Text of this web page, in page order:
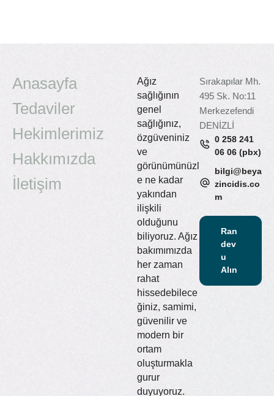
Anasayfa
Tedaviler
Hekimlerimiz
Hakkımızda
İletişim
Ağız
sağlığının
genel
sağlığınız,
özgüveniniz
ve
görünümünüzl
e ne kadar
yakından
ilişkili
olduğunu
biliyoruz. Ağız
bakımımızda
her zaman
rahat
hissedebilece
ğiniz, samimi,
güvenilir ve
modern bir
ortam
oluşturmakla
gurur
duyuyoruz.
Sırakapılar Mh.
495 Sk. No:11
Merkezefendi
DENİZLİ
0 258 241
06 06 (pbx)
bilgi@beya
zincidis.co
m
Ran
dev
u
Alın